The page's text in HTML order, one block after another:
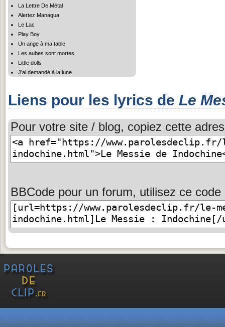
La Lettre De Métal
Alertez Managua
Le Lac
Play Boy
Un ange à ma table
Les aubes sont mortes
Little dolls
J'ai demandé à la lune
Liens pour les lyrics de Le
Pour votre site / blog, copiez cette
BBCode pour un forum, utilisez ce code